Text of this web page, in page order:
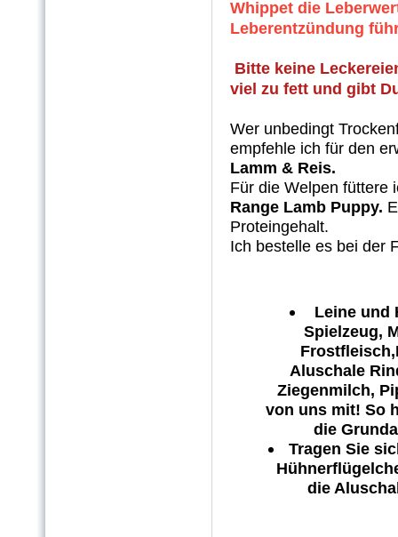
Whippet die
Leberentzündung
Bitte keine
viel zu fett und gibt
Wer unbedingt
empfehle ich für den
Lamm & Reis.
Für die Welpen füttere
Range Lamb Puppy.
Proteingehalt.
Ich bestelle es bei der
Leine und
Spielzeug,
Aluschale
Ziegenmilch,
von uns mit! So
die
Tragen Sie
die